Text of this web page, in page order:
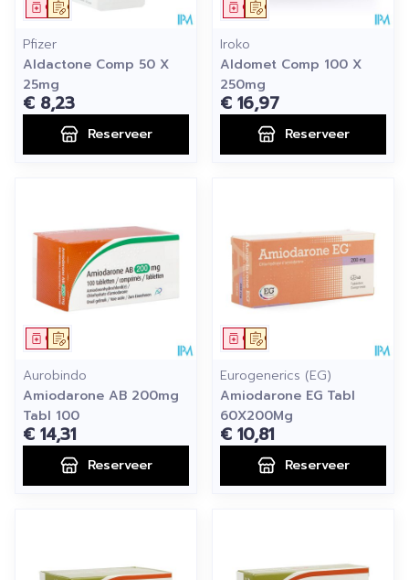
Op voorschrift
Geneesmiddel
Pfizer
Aldactone Comp 50 X
25mg
€ 8,23
Reserveer
Op voorschrift
Geneesmiddel
Iroko
Aldomet Comp 100 X
250mg
€ 16,97
Reserveer
Op voorschrift
Geneesmiddel
Aurobindo
Amiodarone AB 200mg
Tabl 100
€ 14,31
Reserveer
Op voorschrift
Geneesmiddel
Eurogenerics (EG)
Amiodarone EG Tabl
60X200Mg
€ 10,81
Reserveer